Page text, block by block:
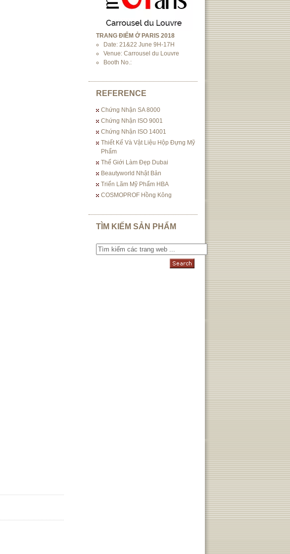
TRANG ĐIỂM Ở PARIS 2018
Date: 21&22 June 9H-17H
Venue: Carrousel du Louvre
Booth No.:
REFERENCE
Chứng Nhận SA 8000
Chứng Nhận ISO 9001
Chứng Nhận ISO 14001
Thiết Kế Và Vật Liệu Hộp Đựng Mỹ
Phẩm
Thế Giới Làm Đẹp Dubai
Beautyworld Nhật Bản
Triển Lãm Mỹ Phẩm HBA
COSMOPROF Hồng Kông
TÌM KIẾM SẢN PHẨM